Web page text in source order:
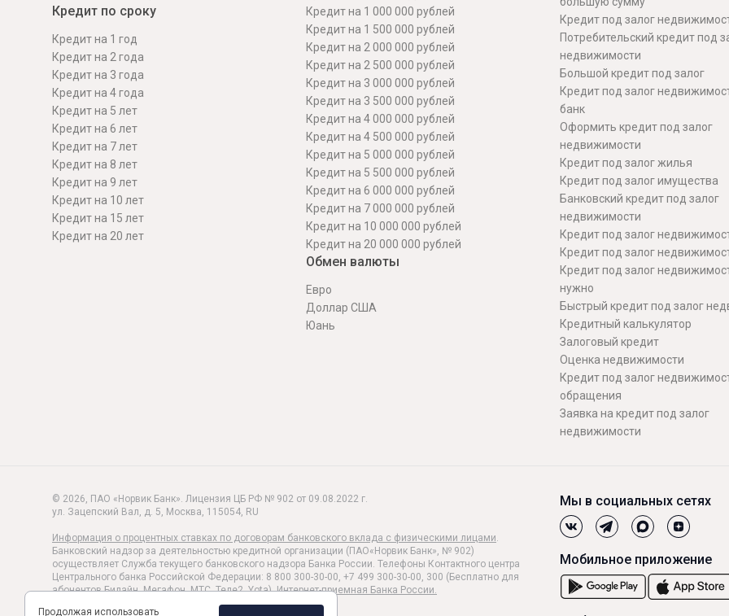
Кредит по сроку
Кредит на 1 год
Кредит на 2 года
Кредит на 3 года
Кредит на 4 года
Кредит на 5 лет
Кредит на 6 лет
Кредит на 7 лет
Кредит на 8 лет
Кредит на 9 лет
Кредит на 10 лет
Кредит на 15 лет
Кредит на 20 лет
Кредит на 1 000 000 рублей
Кредит на 1 500 000 рублей
Кредит на 2 000 000 рублей
Кредит на 2 500 000 рублей
Кредит на 3 000 000 рублей
Кредит на 3 500 000 рублей
Кредит на 4 000 000 рублей
Кредит на 4 500 000 рублей
Кредит на 5 000 000 рублей
Кредит на 5 500 000 рублей
Кредит на 6 000 000 рублей
Кредит на 7 000 000 рублей
Кредит на 10 000 000 рублей
Кредит на 20 000 000 рублей
Обмен валюты
Евро
Доллар США
Юань
Кредит под залог
Потребительский кредит под
недвижимости
Большой кредит под залог
Кредит под залог
банк
Оформить кредит под залог
недвижимости
Кредит под залог жилья
Кредит под залог имущества
Банковский кредит под залог
недвижимости
Кредит под залог
Кредит под залог
Кредит под залог
нужно
Быстрый кредит под залог
Кредитный калькулятор
Залоговый кредит
Оценка недвижимости
Кредит под залог
обращения
Заявка на кредит под залог
недвижимости
© 2026, ПАО «Норвик Банк». Лицензия ЦБ РФ № 902 от 09.08.2022 г.
ул. Зацепский Вал, д. 5, Москва, 115054, RU
Информация о процентных ставках по договорам банковского вклада с физическими лицами.
Банковский надзор за деятельностью кредитной организации (ПАО«Норвик Банк», № 902)
осуществляет Служба текущего банковского надзора Банка России. Телефоны Контактного центра
Центрального банка Российской Федерации: 8 800 300-30-00, +7 499 300-30-00, 300 (Бесплатно для
абонентов Билайн, Мегафон, МТС, Теле2, Yota).Интернет-приемная Банка России.
Политика обработки и защиты персональных данных
Мы в социальных сетях
Мобильное приложение
Продолжая использовать